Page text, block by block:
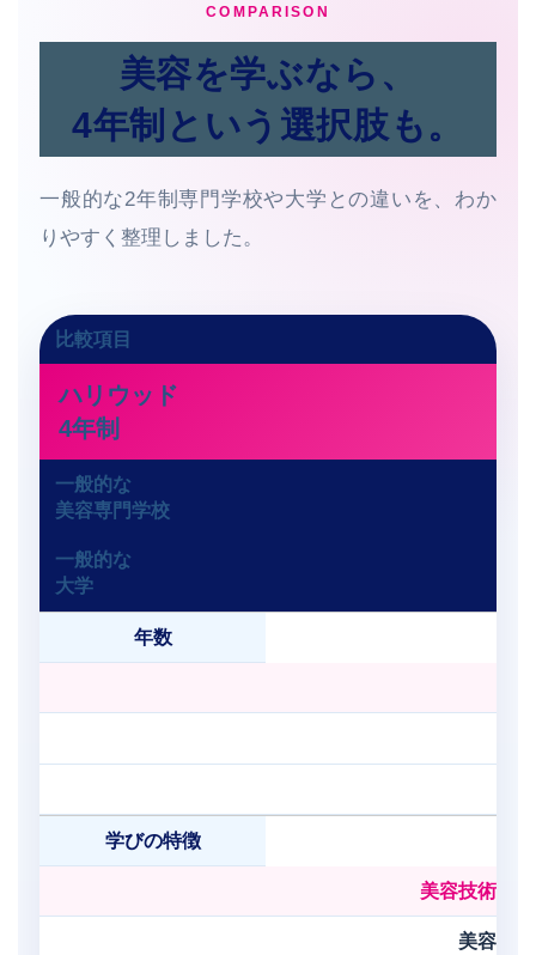
COMPARISON
美容を学ぶなら、
4年制という選択肢も。
一般的な2年制専門学校や大学との違いを、わか
りやすく整理しました。
比較項目
ハリウッド
4年制
一般的な
美容専門学校
一般的な
大学
年数
学びの特徴
美容技術＋
美容師